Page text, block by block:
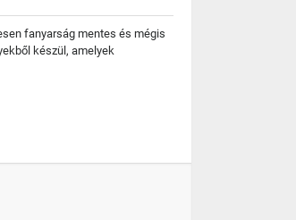
fanyarság mentes és mégis
készül, amelyek